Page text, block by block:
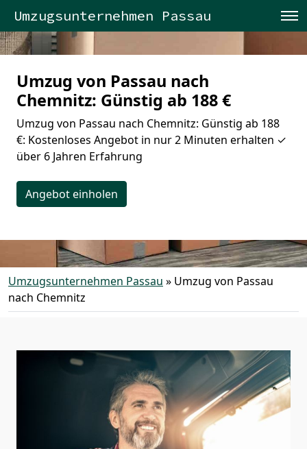
Umzugsunternehmen Passau
Umzug von Passau nach
Chemnitz: Günstig ab 188 €
Umzug von Passau nach Chemnitz: Günstig ab 188
€: Kostenloses Angebot in nur 2 Minuten erhalten ✓
über 6 Jahren Erfahrung
Angebot einholen
Umzugsunternehmen Passau » Umzug von Passau
nach Chemnitz